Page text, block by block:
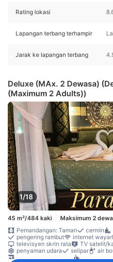
Rating lokasi
Lapangan terbang terhampir
Jarak ke lapangan terbang
Deluxe (MAx. 2 Dewasa)
(Maximum 2 Adults))
1/18
45 m²/484 kaki Maksimum 2
Pemandangan: Taman
cermin
pengering rambut
internet
televisyen skrin rata
TV satelit/
penyaman udara
selipar
air
kopi segera percuma
teh